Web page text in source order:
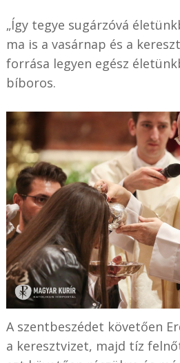
„Így tegye sugárzóvá
ma is a vasárnap és a
forrása legyen egész
bíboros.
A szentbeszédet követően
a keresztvizet, majd tíz